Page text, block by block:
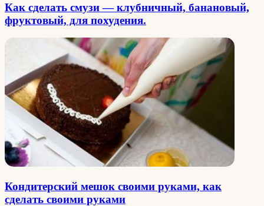
Как сделать cмузи — клубничный, банановый,
фруктовый, для похудения.
Кондитерский мешок своими руками, как
сделать своими руками